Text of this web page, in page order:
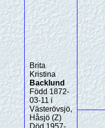
Brita
Kristina
Backlund
Född 1872-
03-11 i
Västerövsjö,
Håsjö (Z)
Död 1957-